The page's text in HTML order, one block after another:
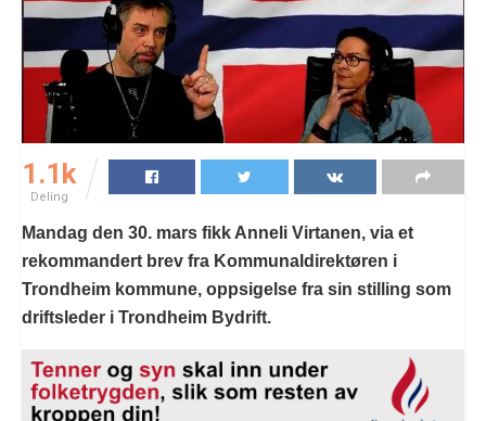
1.1k
Deling
Mandag den 30. mars fikk Anneli Virtanen, via et
rekommandert brev fra Kommunaldirektøren i
Trondheim kommune, oppsigelse fra sin stilling som
driftsleder i Trondheim Bydrift.